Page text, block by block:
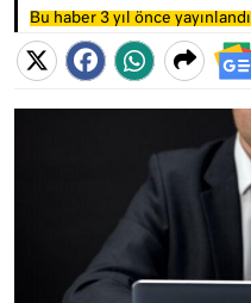
Bu haber 3 yıl önce yayınlandı